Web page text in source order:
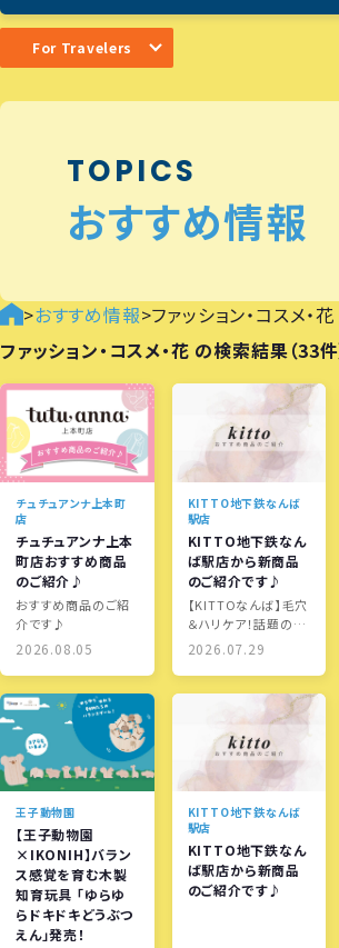
For Travelers
TOPICS
おすすめ情報
>おすすめ情報>ファッション・コスメ・花
ファッション・コスメ・花 の検索結果（33件
チュチュアンナ上本町
店
チュチュアンナ上本
町店おすすめ商品
のご紹介♪
おすすめ商品のご紹
介です♪
2026.08.05
KITTO地下鉄なんば
駅店
KITTO地下鉄なん
ば駅店から新商品
のご紹介です♪
【KITTOなんば】毛穴
＆ハリケア！話題のグ
リーントマトNMN新
登場
2026.07.29
王子動物園
【王子動物園
×IKONIH】バラン
ス感覚を育む木製
知育玩具 「ゆらゆ
らドキドキどうぶつ
えん」発売！
KITTO地下鉄なんば
駅店
KITTO地下鉄なん
ば駅店から新商品
のご紹介です♪